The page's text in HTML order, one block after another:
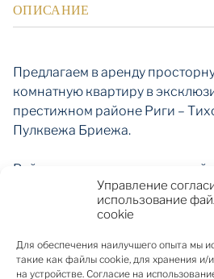
Управление
использование
cookie
Для обеспечения наилучшего опыта мы
такие как файлы cookie, для хранения и/
на устройстве. Согласие на
ОПИСАНИЕ
Предлагаем в аренду
комнатную квартиру в
престижном районе Риги –
Пулквежа Бриежа.
Район славится великолепной
югендстиля, ухоженными
представительскими
и уютными кафе – всё
минутах ходьбы.